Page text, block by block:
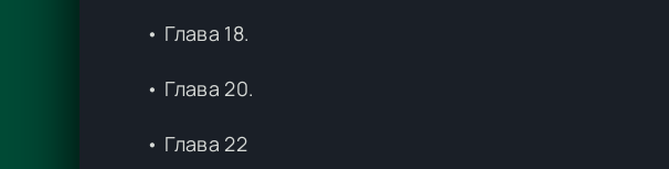
• Глава 18.
• Глава 20.
• Глава 22